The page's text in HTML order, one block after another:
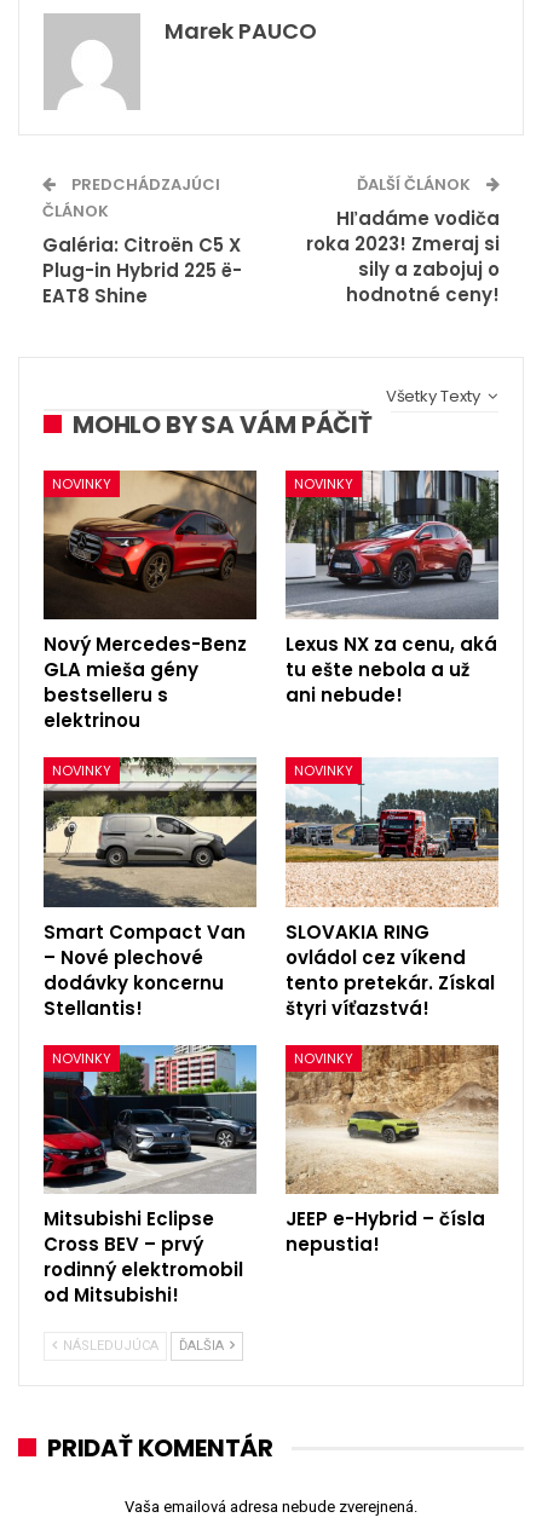
Marek PAUCO
PREDCHÁDZAJÚCI
ČLÁNOK
Galéria: Citroën C5 X
Plug-in Hybrid 225 ë-
EAT8 Shine
ĎALŠÍ ČLÁNOK
Hľadáme vodiča
roka 2023! Zmeraj si
sily a zabojuj o
hodnotné ceny!
Všetky Texty
MOHLO BY SA VÁM PÁČIŤ
NOVINKY
Nový Mercedes-Benz
GLA mieša gény
bestselleru s
elektrinou
NOVINKY
Lexus NX za cenu, aká
tu ešte nebola a už
ani nebude!
NOVINKY
Smart Compact Van
– Nové plechové
dodávky koncernu
Stellantis!
NOVINKY
SLOVAKIA RING
ovládol cez víkend
tento pretekár. Získal
štyri víťazstvá!
NOVINKY
Mitsubishi Eclipse
Cross BEV – prvý
rodinný elektromobil
od Mitsubishi!
NOVINKY
JEEP e-Hybrid – čísla
nepustia!
NÁSLEDUJÚCA ĎALŠIA
PRIDAŤ KOMENTÁR
Vaša emailová adresa nebude zverejnená.